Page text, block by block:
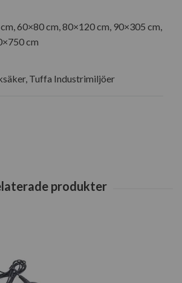
60×80 cm, 80×120 cm, 90×305 cm,
cm
Tuffa Industrimiljöer